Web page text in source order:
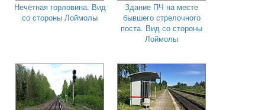
Нечётная горловина. Вид
со стороны Лоймолы
Здание ПЧ на месте
бывшего стрелочного
поста. Вид со стороны
Лоймолы